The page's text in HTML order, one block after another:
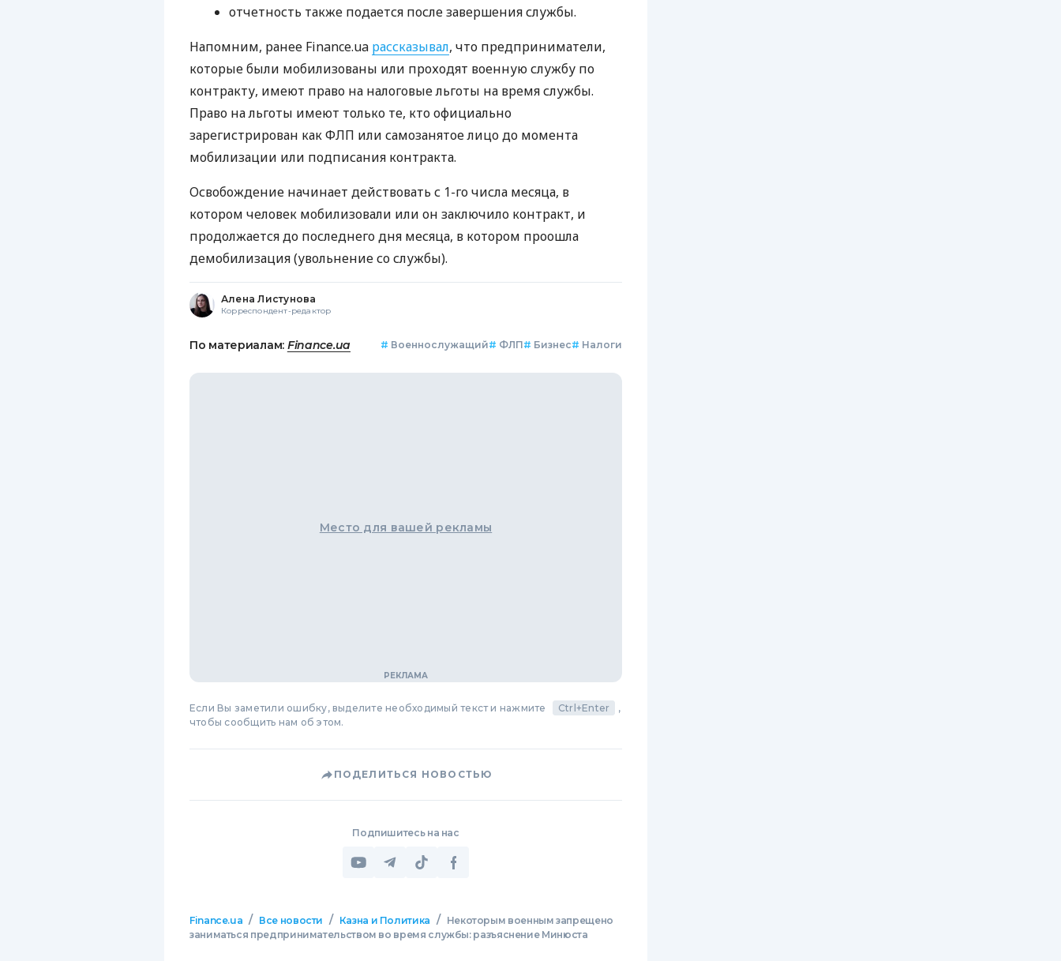
отчетность также подается после завершения службы.
Напомним, ранее Finance.ua рассказывал, что предприниматели,
которые были мобилизованы или проходят военную службу по
контракту, имеют право на налоговые льготы на время службы.
Право на льготы имеют только те, кто официально
зарегистрирован как ФЛП или самозанятое лицо до момента
мобилизации или подписания контракта.
Освобождение начинает действовать с 1-го числа месяца, в
котором человек мобилизовали или он заключило контракт, и
продолжается до последнего дня месяца, в котором проошла
демобилизация (увольнение со службы).
Алена Листунова
Корреспондент-редактор
По материалам: Finance.ua # Военнослужащий# ФЛП# Бизнес# Налоги
Место для вашей рекламы
Если Вы заметили ошибку, выделите необходимый текст и нажмите Ctrl+Enter
,
чтобы сообщить нам об этом.
ПОДЕЛИТЬСЯ НОВОСТЬЮ
Подпишитесь на нас
Finance.ua / Все новости / Казна и Политика /
Некоторым военным запрещено
заниматься предпринимательством во время службы: разъяснение Минюста